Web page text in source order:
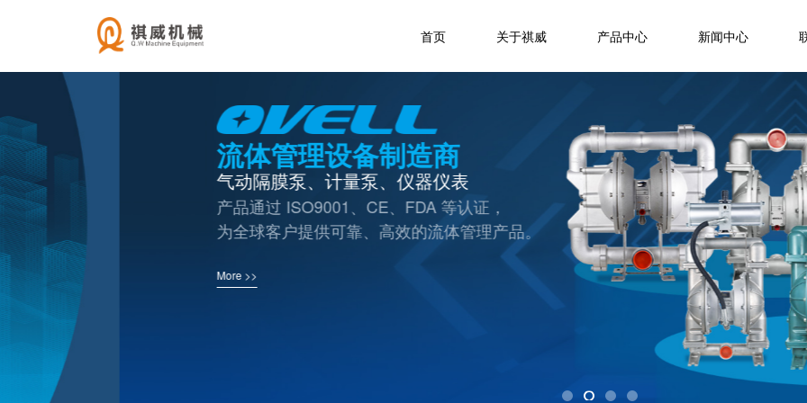
首页 关于祺威 产品中心 新闻中心
流体管理设备制造商
气动隔膜泵、计量泵、仪器仪表
产品通过 ISO9001、CE、FDA 等认证，
为全球客户提供可靠、高效的流体管理产品。